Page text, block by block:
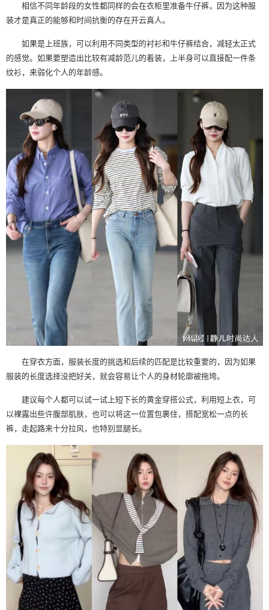
相信不同年龄段的女性都同样的会在衣柜里准备牛仔裤，因为这种服
装才是真正的能够和时间抗衡的存在开云真人。
如果是上班族，可以利用不同类型的衬衫和牛仔裤结合，减轻太正式
的感觉。如果要塑造出比较有减龄范儿的着装，上半身可以直接配一件条
纹衫，来弱化个人的年龄感。
在穿衣方面，服装长度的挑选和后续的匹配是比较重要的，因为如果
服装的长度选择没把好关，就会容易让个人的身材轮廓被拖垮。
建议每个人都可以试一试上短下长的黄金穿搭公式，利用短上衣，可
以裸露出些许腹部肌肤，也可以将这一位置包裹住，搭配宽松一点的长
裤，走起路来十分拉风，也特别显腿长。